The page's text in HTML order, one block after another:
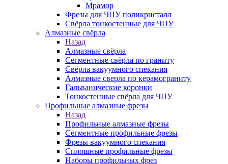
Мрамор
Фрезы для ЧПУ поликристалл
Свёрла тонкостенные для ЧПУ
Алмазные свёрла
Назад
Алмазные свёрла
Сегментные свёрла по граниту
Свёрла вакуумного спекания
Алмазные сверла по керамограниту
Гальванические коронки
Тонкостенные свёрла для ЧПУ
Профильные алмазные фрезы
Назад
Профильные алмазные фрезы
Сегментные профильные фрезы
Фрезы вакуумного спекания
Сплошные профильные фрезы
Наборы профильных фрез